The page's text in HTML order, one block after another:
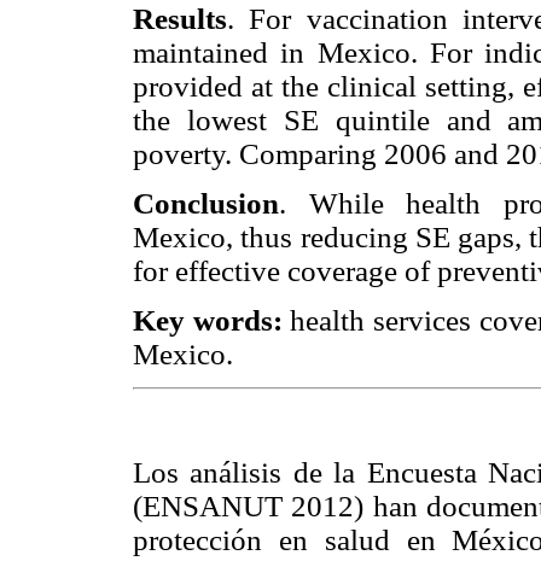
Results. For vaccination
maintained in Mexico. For
provided at the clinical setting,
the lowest SE quintile and
poverty. Comparing 2006 and
Conclusion. While health
Mexico, thus reducing SE gaps,
for effective coverage of
Key words: health services
Mexico.
Los análisis de la Encuesta
(ENSANUT 2012) han
protección en salud en